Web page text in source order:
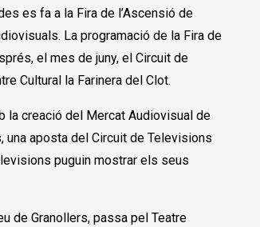
es fa a la Fira de l’Ascensió de
La programació de la Fira de
el mes de juny, el Circuit de
Cultural la Farinera del Clot.
la creació del Mercat Audiovisual de
una aposta del Circuit de Televisions
puguin mostrar els seus
de Granollers, passa pel Teatre